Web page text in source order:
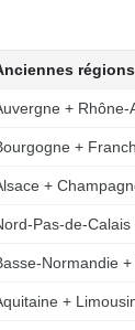
+ Rhône-
+
+
Pas-de-Calais
Normandie
+